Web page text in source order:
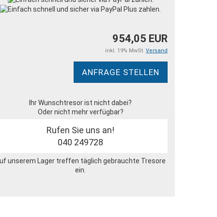
954,05 EUR
inkl. 19% MwSt. Versand
ANFRAGE STELLEN
Ihr Wunschtresor ist nicht dabei?
Oder nicht mehr verfügbar?
Rufen Sie uns an!
040 249728
unserem Lager treffen täglich gebrauchte Tresore
ein.